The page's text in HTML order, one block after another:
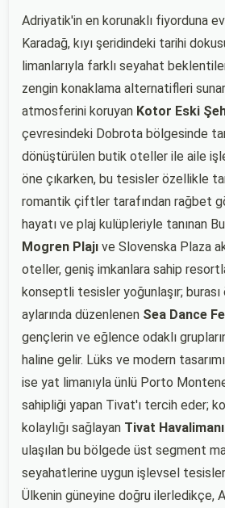
Adriyatik'in en korunaklı fiyorduna
Karadağ, kıyı şeridindeki tarihi
limanlarıyla farklı seyahat
zengin konaklama alternatifleri
atmosferini koruyan Kotor Eski
çevresindeki Dobrota bölgesinde
dönüştürülen butik oteller ile aile
öne çıkarken, bu tesisler özellikle
romantik çiftler tarafından rağbet
hayatı ve plaj kulüpleriyle tanınan
Mogren Plajı ve Slovenska Plaza
oteller, geniş imkanlara sahip
konseptli tesisler yoğunlaşır;
aylarında düzenlenen Sea Dance
gençlerin ve eğlence odaklı
haline gelir. Lüks ve modern
ise yat limanıyla ünlü Porto
sahipliği yapan Tivat'ı tercih eder;
kolaylığı sağlayan Tivat Havalimanı
ulaşılan bu bölgede üst segment
seyahatlerine uygun işlevsel tesisler
Ülkenin güneyine doğru ilerledikçe,